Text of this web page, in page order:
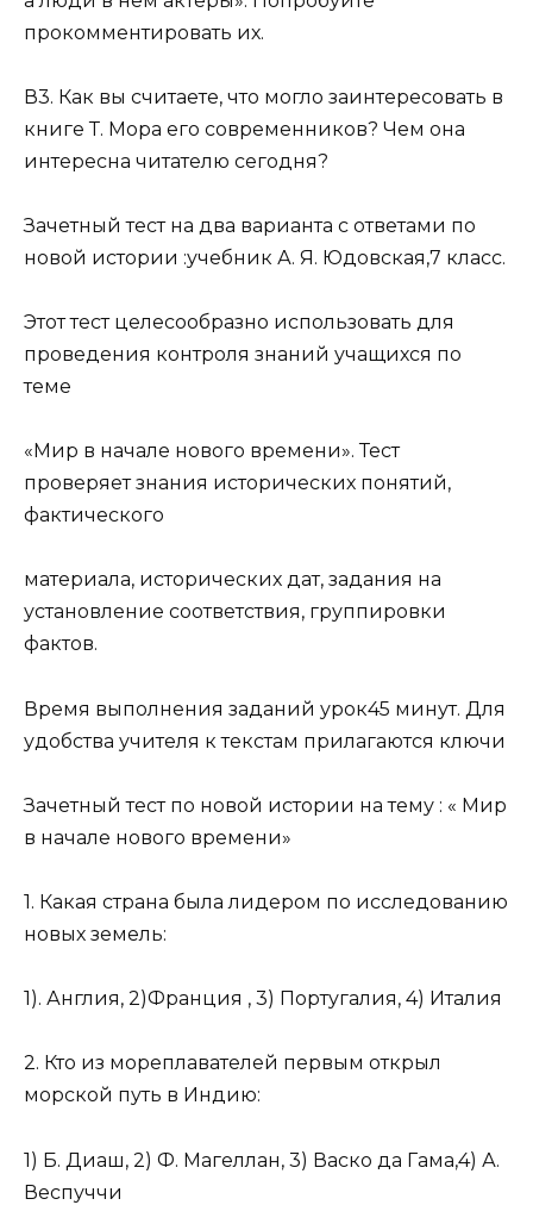
прокомментировать их.
В3. Как вы считаете, что могло заинтересовать в
книге Т. Мора его современников? Чем она
интересна читателю сегодня?
Зачетный тест на два варианта с ответами по
новой истории :учебник А. Я. Юдовская,7 класс.
Этот тест целесообразно использовать для
проведения контроля знаний учащихся по
теме
«Мир в начале нового времени». Тест
проверяет знания исторических понятий,
фактического
материала, исторических дат, задания на
установление соответствия, группировки
фактов.
Время выполнения заданий урок45 минут. Для
удобства учителя к текстам прилагаются ключи
Зачетный тест по новой истории на тему : « Мир
в начале нового времени»
1. Какая страна была лидером по исследованию
новых земель:
1). Англия, 2)Франция , 3) Португалия, 4) Италия
2. Кто из мореплавателей первым открыл
морской путь в Индию:
1) Б. Диаш, 2) Ф. Магеллан, 3) Васко да Гама,4) А.
Веспуччи